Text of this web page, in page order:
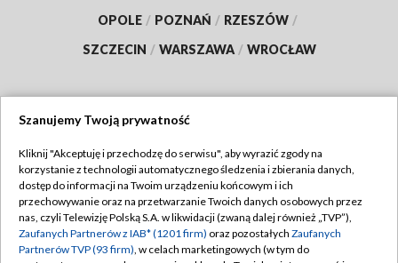
OPOLE / POZNAŃ / RZESZÓW /
SZCZECIN / WARSZAWA / WROCŁAW
TVP
Abonament TVP
Emisja w TVP
Centrum informacji TVP
Regulamin TVP
Polityka prywatności
Szanujemy Twoją prywatność
Kliknij "Akceptuję i przechodzę do serwisu", aby wyrazić zgody na
korzystanie z technologii automatycznego śledzenia i zbierania danych,
dostęp do informacji na Twoim urządzeniu końcowym i ich
przechowywanie oraz na przetwarzanie Twoich danych osobowych przez
nas, czyli Telewizję Polską S.A. w likwidacji (zwaną dalej również „TVP”),
Zaufanych Partnerów z IAB* (1201 firm) oraz pozostałych Zaufanych
Partnerów TVP (93 firm), w celach marketingowych (w tym do